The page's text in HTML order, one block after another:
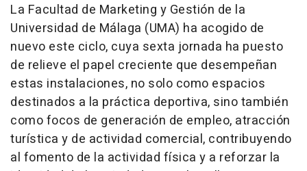
La Facultad de Marketing y Gestión de la
Universidad de Málaga (UMA) ha acogido de
nuevo este ciclo, cuya sexta jornada ha puesto
de relieve el papel creciente que desempeñan
estas instalaciones, no solo como espacios
destinados a la práctica deportiva, sino también
como focos de generación de empleo, atracción
turística y de actividad comercial, contribuyendo
al fomento de la actividad física y a reforzar la